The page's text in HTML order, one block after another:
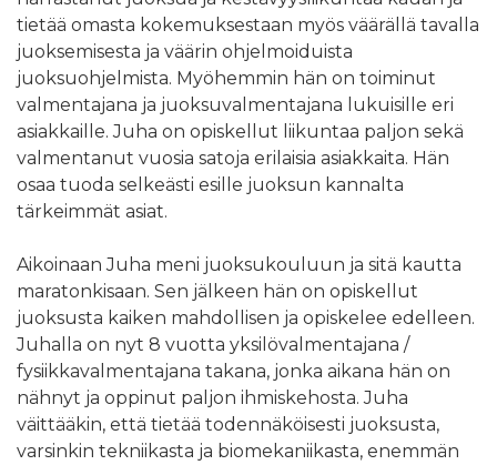
tietää omasta kokemuksestaan myös väärällä tavalla
juoksemisesta ja väärin ohjelmoiduista
juoksuohjelmista. Myöhemmin hän on toiminut
valmentajana ja juoksuvalmentajana lukuisille eri
asiakkaille. Juha on opiskellut liikuntaa paljon sekä
valmentanut vuosia satoja erilaisia asiakkaita. Hän
osaa tuoda selkeästi esille juoksun kannalta
tärkeimmät asiat.
Aikoinaan Juha meni juoksukouluun ja sitä kautta
maratonkisaan. Sen jälkeen hän on opiskellut
juoksusta kaiken mahdollisen ja opiskelee edelleen.
Juhalla on nyt 8 vuotta yksilövalmentajana /
fysiikkavalmentajana takana, jonka aikana hän on
nähnyt ja oppinut paljon ihmiskehosta. Juha
väittääkin, että tietää todennäköisesti juoksusta,
varsinkin tekniikasta ja biomekaniikasta, enemmän